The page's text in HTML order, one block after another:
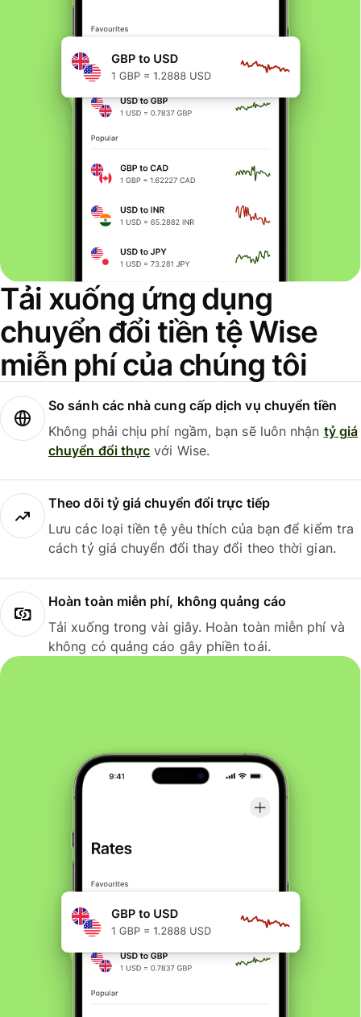
Tải xuống ứng dụng
chuyển đổi tiền tệ Wise
miễn phí của chúng tôi
So sánh các nhà cung cấp dịch vụ chuyển tiền
Không phải chịu phí ngầm, bạn sẽ luôn nhận tỷ giá
chuyển đổi thực với Wise.
Theo dõi tỷ giá chuyển đổi trực tiếp
Lưu các loại tiền tệ yêu thích của bạn để kiểm tra
cách tỷ giá chuyển đổi thay đổi theo thời gian.
Hoàn toàn miễn phí, không quảng cáo
Tải xuống trong vài giây. Hoàn toàn miễn phí và
không có quảng cáo gây phiền toái.